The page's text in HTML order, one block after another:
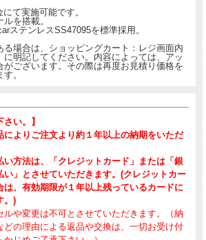
て実施可能です。
を搭載。
ステンレスSS47095を標準採用。
場合は、ショッピングカート：レジ画面内
に明記してください。内容によっては、アッ
がございます。その際は再度お見積り価格を
。
い。】
によりご注文より約１年以上の納期をいただ
い方法は、「クレジットカード」または「銀
い」とさせていただきます。(クレジットカー
は、有効期限が１年以上残っているカードに
。)
や変更は不可とさせていただきます。（納
どの理由による返品や交換は、一切お受け付